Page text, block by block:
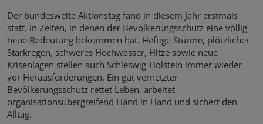
Der bundesweite Aktionstag fand in diesem Jahr erstmals
statt. In Zeiten, in denen der Bevölkerungsschutz eine völlig
neue Bedeutung bekommen hat. Heftige Stürme, plötzlicher
Starkregen, schweres Hochwasser, Hitze sowie neue
Krisenlagen stellen auch Schleswig-Holstein immer wieder
vor Herausforderungen. Ein gut vernetzter
Bevölkerungsschutz rettet Leben, arbeitet
organisationsübergreifend Hand in Hand und sichert den
Alltag.